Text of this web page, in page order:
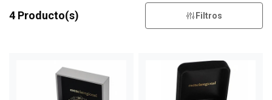
4 Producto(s) Filtros